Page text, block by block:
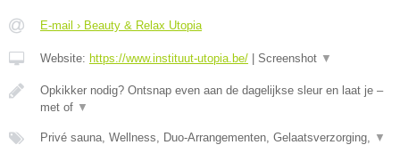
E-mail › Beauty & Relax Utopia
Website: https://www.instituut-utopia.be/ Screenshot ▼
Opkikker nodig? Ontsnap even aan de dagelijkse sleur en laat je –
met of ▼
Privé sauna, Wellness, Duo-Arrangementen, Gelaatsverzorging, ▼